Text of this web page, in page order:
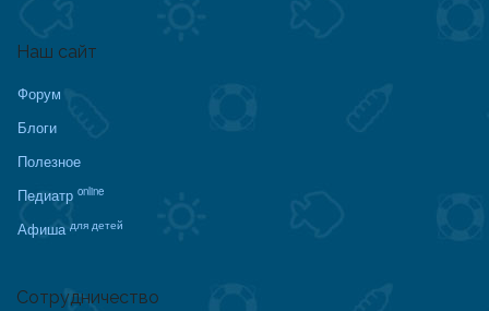
Наш сайт
Форум
Блоги
Полезное
Педиатр online
Афиша для детей
Сотрудничество